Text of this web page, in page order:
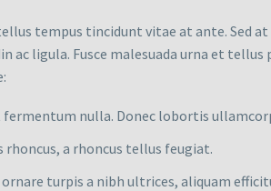
tempus tincidunt vitae at ante. Sed
ac ligula. Fusce malesuada urna et
nulla. Donec lobortis
a rhoncus tellus feugiat.
turpis a nibh ultrices, aliquam